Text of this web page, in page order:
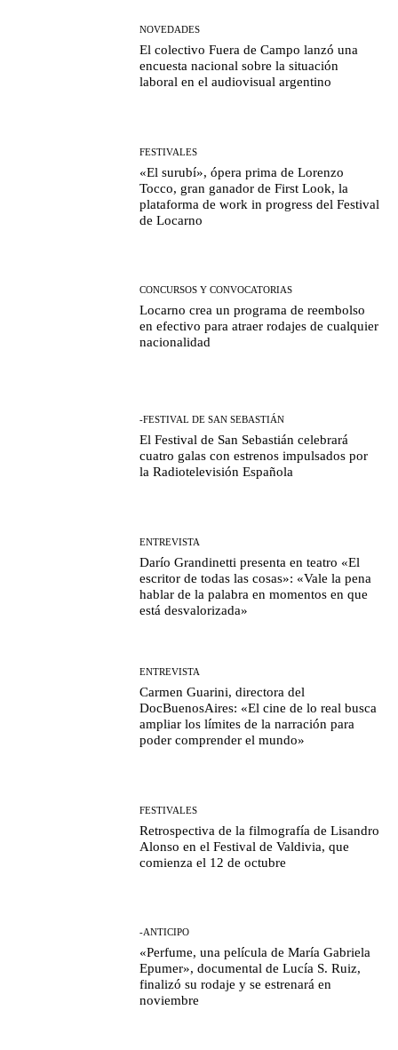
NOVEDADES
El colectivo Fuera de Campo lanzó una
encuesta nacional sobre la situación
laboral en el audiovisual argentino
FESTIVALES
«El surubí», ópera prima de Lorenzo
Tocco, gran ganador de First Look, la
plataforma de work in progress del Festival
de Locarno
CONCURSOS Y CONVOCATORIAS
Locarno crea un programa de reembolso
en efectivo para atraer rodajes de cualquier
nacionalidad
-FESTIVAL DE SAN SEBASTIÁN
El Festival de San Sebastián celebrará
cuatro galas con estrenos impulsados por
la Radiotelevisión Española
ENTREVISTA
Darío Grandinetti presenta en teatro «El
escritor de todas las cosas»: «Vale la pena
hablar de la palabra en momentos en que
está desvalorizada»
ENTREVISTA
Carmen Guarini, directora del
DocBuenosAires: «El cine de lo real busca
ampliar los límites de la narración para
poder comprender el mundo»
FESTIVALES
Retrospectiva de la filmografía de Lisandro
Alonso en el Festival de Valdivia, que
comienza el 12 de octubre
-ANTICIPO
«Perfume, una película de María Gabriela
Epumer», documental de Lucía S. Ruiz,
finalizó su rodaje y se estrenará en
noviembre